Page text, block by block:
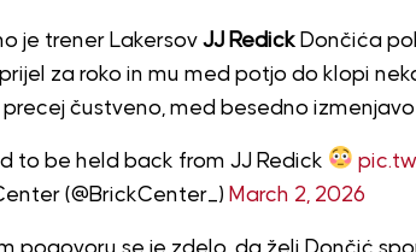
je trener Lakersov JJ RedickDončića
za roko in mu med potjo do klopi
čustveno, med besedno
to be held back from JJ Redick
(@BrickCenter_) March 2, 2026